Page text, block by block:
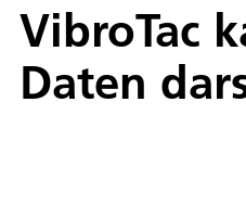
VibroTac
Daten